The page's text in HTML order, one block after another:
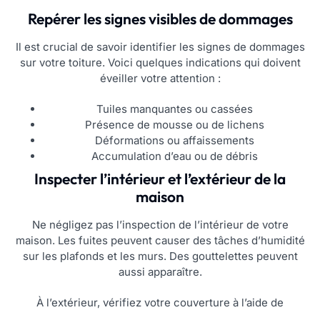
Repérer les signes visibles de dommages
Il est crucial de savoir identifier les signes de dommages
sur votre toiture. Voici quelques indications qui doivent
éveiller votre attention :
Tuiles manquantes ou cassées
Présence de mousse ou de lichens
Déformations ou affaissements
Accumulation d’eau ou de débris
Inspecter l’intérieur et l’extérieur de la
maison
Ne négligez pas l’inspection de l’intérieur de votre
maison. Les fuites peuvent causer des tâches d’humidité
sur les plafonds et les murs. Des gouttelettes peuvent
aussi apparaître.
À l’extérieur, vérifiez votre couverture à l’aide de